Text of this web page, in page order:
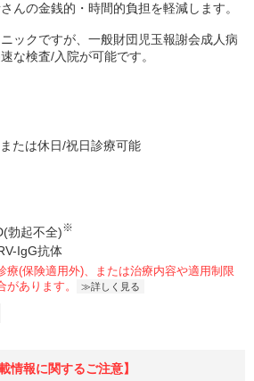
んの金銭的・時間的負担を軽減します。
ックですが、一般財団児玉報謝会成人病
な検査/入院が可能です。
たは休日/祝日診療可能
勃起不全)※
IgG抗体
療(保険適用外)、または治療内容や適用制限
あります。
詳しく見る
載情報に関するご注意】